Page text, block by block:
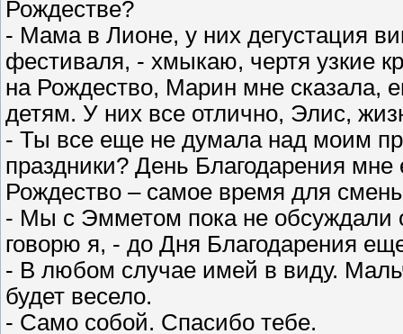
Рождестве?
- Мама в Лионе, у них дегустация
фестиваля, - хмыкаю, чертя узкие
на Рождество, Марин мне сказала,
детям. У них все отлично, Элис,
- Ты все еще не думала над моим
праздники? День Благодарения
Рождество – самое время для
- Мы с Эмметом пока не обсуждали
говорю я, - до Дня Благодарения
- В любом случае имей в виду.
будет весело.
- Само собой. Спасибо тебе.